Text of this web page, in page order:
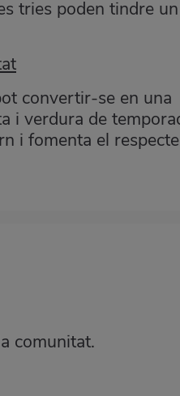
tries poden tindre un
convertir-se en una
i verdura de
i fomenta el respecte
comunitat.